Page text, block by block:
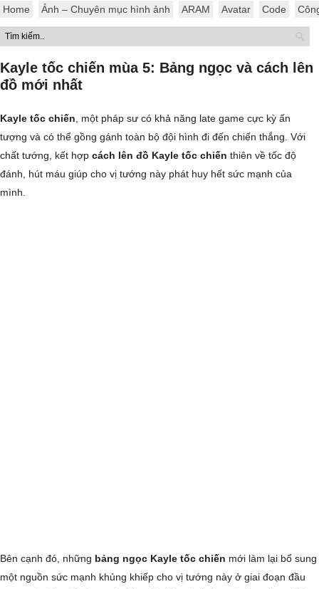
Home Ảnh – Chuyên mục hình ảnh ARAM Avatar Code
Kayle tốc chiến mùa 5: Bảng ngọc và cách lên
đồ mới nhất
Kayle tốc chiến , một pháp sư có khả năng late game cực kỳ ấn
tượng và có thể gồng gánh toàn bộ đội hình đi đến chiến thắng. Với
chất tướng, kết hợp cách lên đồ Kayle tốc chiến thiên về tốc độ
đánh, hút máu giúp cho vị tướng này phát huy hết sức mạnh của
mình.
Bên cạnh đó, những bảng ngọc Kayle tốc chiến mới làm lại bổ sung
một nguồn sức mạnh khủng khiếp cho vị tướng này ở giai đoạn đầu